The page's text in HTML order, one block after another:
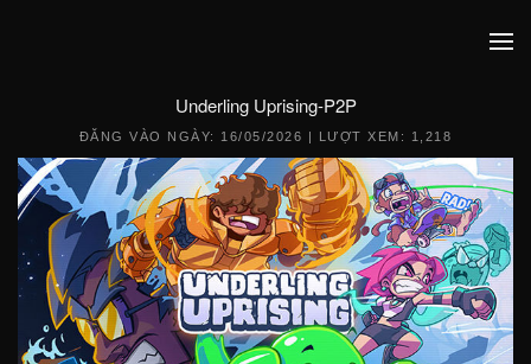
Underling Uprising-P2P
ĐĂNG VÀO NGÀY: 16/05/2026 | LƯỢT XEM: 1,218